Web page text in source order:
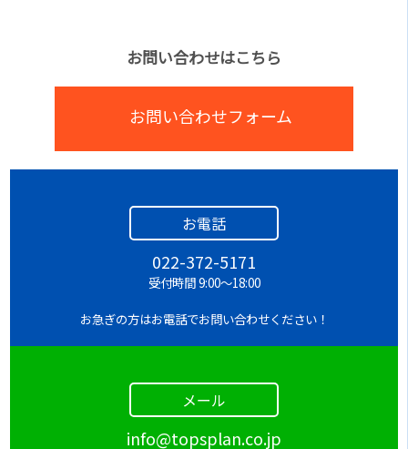
お問い合わせはこちら
お問い合わせフォーム
お電話
022-372-5171
受付時間 9:00～18:00
お急ぎの方はお電話でお問い合わせください！
メール
info@topsplan.co.jp